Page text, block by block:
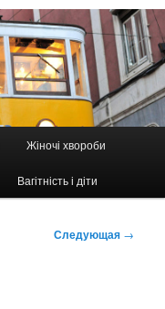
Жіночі хвороби
Вагітність і діти
Следующая →